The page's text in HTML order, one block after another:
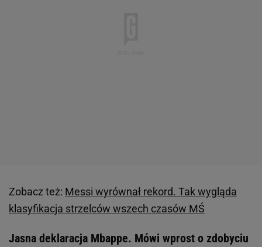
Zobacz też: Messi wyrównał rekord. Tak wygląda
klasyfikacja strzelców wszech czasów MŚ
Jasna deklaracja Mbappe. Mówi wprost o zdobyciu